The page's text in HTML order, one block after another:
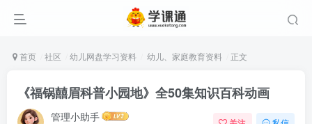
首页 社区 幼儿网盘学习资料 幼儿、家庭教育资料 正文
《福锅囍眉科普小园地》全50集知识百科动画
管理小助手